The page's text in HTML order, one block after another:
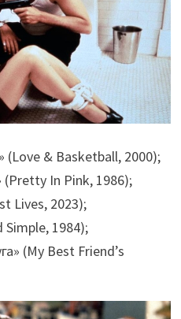
(Love & Basketball, 2000);
In Pink, 1986);
Lives, 2023);
Simple, 1984);
(My Best Friend’s